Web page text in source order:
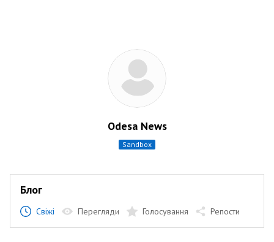
Odesa News
sandbox
Блог
Свіжі Перегляди Голосування Репости